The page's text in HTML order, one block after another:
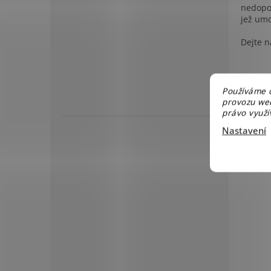
Používáme
provozu
právo
Nastavení
jež
Dejte